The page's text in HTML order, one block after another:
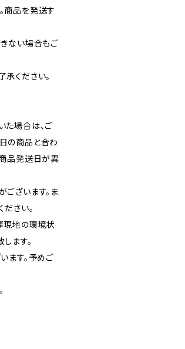
商品を発送す
ない場合もご
ください。
場合は、ご
の商品と合わ
品発送日が異
ざいます。ま
さい。
現地の環境状
ます。
ます。予めご